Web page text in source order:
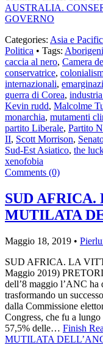
AUSTRALIA.
GOVERNO
Categories: Asia e
Politica • Tags: Aborigeni
caccia al nero, Camera
conservatrice,
internazionali,
guerra di Corea,
Kevin rudd, Malcolme
monarchia, mutamenti
partito Liberale, Partito
II, Scott Morrison,
Sud-Est Asiatico, the
xenofobia
Comments (0)
SUD
MUTILATA
Maggio 18, 2019 •
SUD AFRICA. LA
Maggio 2019)
dell’8 maggio l’ANC ha
trasformando un
dalla Commissione
Congress, che fu a
57,5% delle… Finish
MUTILATA